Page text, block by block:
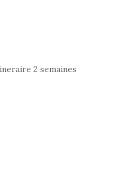
2 semaines